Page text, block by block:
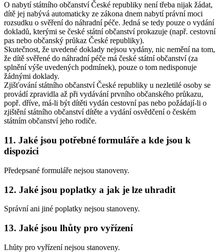
O nabytí státního občanství České republiky není třeba nijak žádat,
dítě jej nabývá automaticky ze zákona dnem nabytí právní moci
rozsudku o svěření do náhradní péče. Jedná se tedy pouze o vydání
dokladů, kterými se české státní občanství prokazuje (např. cestovní
pas nebo občanský průkaz České republiky).
Skutečnost, že uvedené doklady nejsou vydány, nic nemění na tom,
že dítě svěřené do náhradní péče má české státní občanství (za
splnění výše uvedených podmínek), pouze o tom nedisponuje
žádnými doklady.
Zjišťování státního občanství České republiky u nezletilé osoby se
provádí zpravidla až při vydávání prvního občanského průkazu,
popř. dříve, má-li být dítěti vydán cestovní pas nebo požádají-li o
zjištění státního občanství dítěte a vydání osvědčení o českém
státním občanství jeho rodiče.
11. Jaké jsou potřebné formuláře a kde jsou k
dispozici
Předepsané formuláře nejsou stanoveny.
12. Jaké jsou poplatky a jak je lze uhradit
Správní ani jiné poplatky nejsou stanoveny.
13. Jaké jsou lhůty pro vyřízení
Lhůty pro vyřízení nejsou stanoveny.